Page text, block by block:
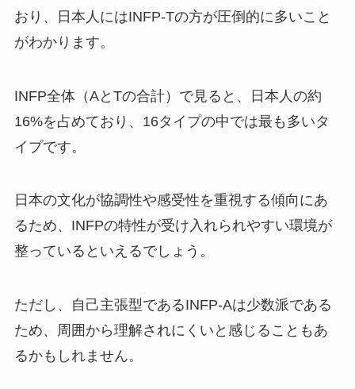
おり、日本人にはINFP-Tの方が圧倒的に多いこと
がわかります。
INFP全体（AとTの合計）で見ると、日本人の約
16%を占めており、16タイプの中では最も多いタ
イプです。
日本の文化が協調性や感受性を重視する傾向にあ
るため、INFPの特性が受け入れられやすい環境が
整っているといえるでしょう。
ただし、自己主張型であるINFP-Aは少数派である
ため、周囲から理解されにくいと感じることもあ
るかもしれません。